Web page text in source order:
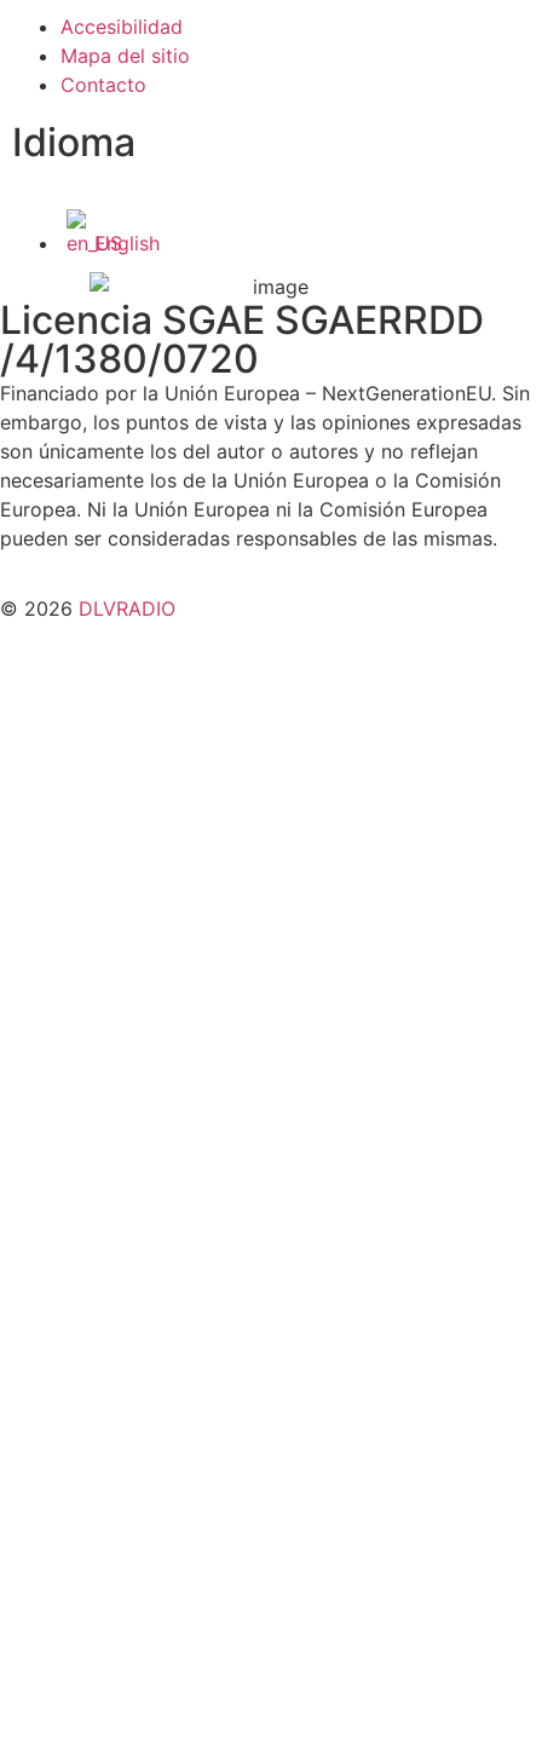
Accesibilidad
Mapa del sitio
Contacto
Idioma
English
Licencia SGAE SGAERRDD
/4/1380/0720
Financiado por la Unión Europea – NextGenerationEU. Sin
embargo, los puntos de vista y las opiniones expresadas
son únicamente los del autor o autores y no reflejan
necesariamente los de la Unión Europea o la Comisión
Europea. Ni la Unión Europea ni la Comisión Europea
pueden ser consideradas responsables de las mismas.
© 2026 DLVRADIO